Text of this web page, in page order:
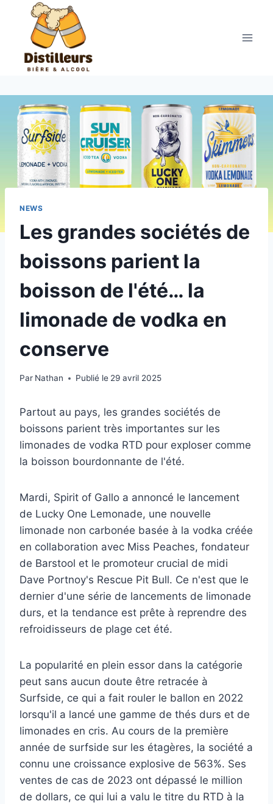
contenu
NEWS
Les grandes sociétés de
boissons parient la
boisson de l'été… la
limonade de vodka en
conserve
Par Nathan Publié le 29 avril 2025
Partout au pays, les grandes sociétés de
boissons parient très importantes sur les
limonades de vodka RTD pour exploser comme
la boisson bourdonnante de l'été.
Mardi, Spirit of Gallo a annoncé le lancement
de Lucky One Lemonade, une nouvelle
limonade non carbonée basée à la vodka créée
en collaboration avec Miss Peaches, fondateur
de Barstool et le promoteur crucial de midi
Dave Portnoy's Rescue Pit Bull. Ce n'est que le
dernier d'une série de lancements de limonade
durs, et la tendance est prête à reprendre des
refroidisseurs de plage cet été.
La popularité en plein essor dans la catégorie
peut sans aucun doute être retracée à
Surfside, ce qui a fait rouler le ballon en 2022
lorsqu'il a lancé une gamme de thés durs et de
limonades en cris. Au cours de la première
année de surfside sur les étagères, la société a
connu une croissance explosive de 563%. Ses
ventes de cas de 2023 ont dépassé le million
de dollars, ce qui lui a valu le titre du RTD à la